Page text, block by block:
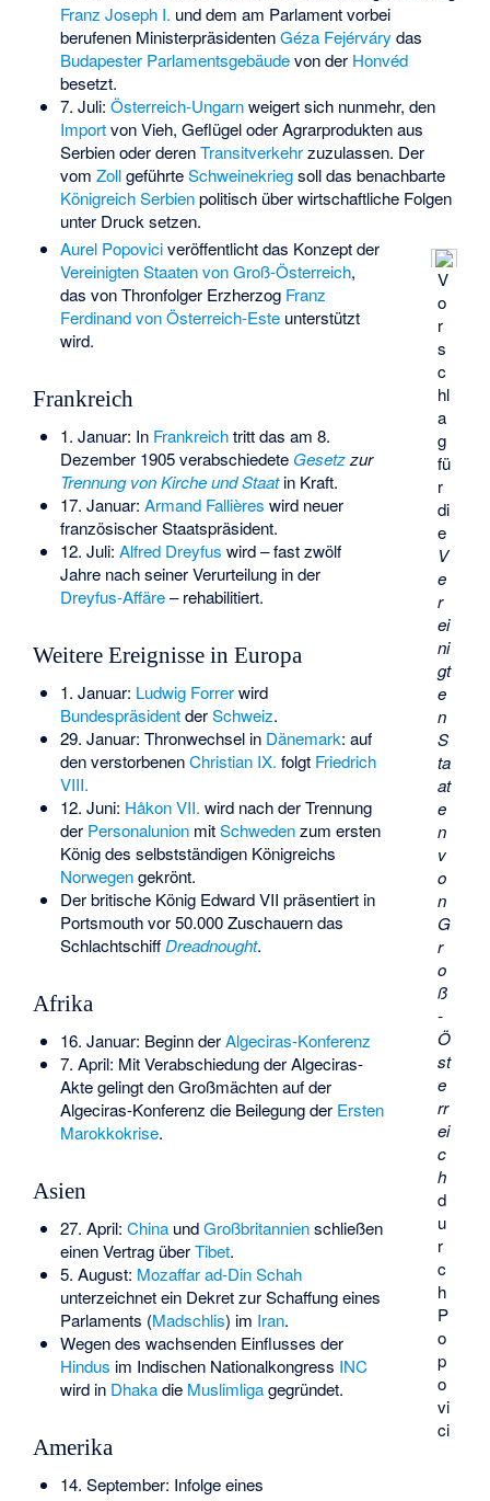
Franz Joseph I. und dem am Parlament vorbei
berufenen MinisterpräsidentenGéza Fejérváry das
Budapester Parlamentsgebäudevon der Honvéd
besetzt.
7. Juli: Österreich-Ungarnweigert sich nunmehr, den
Importvon Vieh, Geflügel oder Agrarprodukten aus
Serbien oder derenTransitverkehrzuzulassen. Der
vom ZollgeführteSchweinekriegsoll das benachbarte
Königreich Serbienpolitisch über wirtschaftliche Folgen
unter Druck setzen.
V
o
r
s
c
hl
a
g
fü
r
di
e
V
e
r
ei
ni
gt
e
n
S
ta
at
e
n
v
o
n
G
r
o
ß
-
Ö
st
e
rr
ei
c
h
d
u
r
c
h
P
o
p
o
vi
ci
Aurel Popoviciveröffentlicht das Konzept der
Vereinigten Staaten von Groß-Österreich,
das von Thronfolger Erzherzog Franz
Ferdinand von Österreich-Esteunterstützt
wird.
Frankreich
1. Januar: In Frankreichtritt das am 8.
Dezember 1905 verabschiedete Gesetzzur
Trennung von Kirche und Staatin Kraft.
17. Januar: Armand Fallières wird neuer
französischer Staatspräsident.
12. Juli: Alfred Dreyfus wird – fast zwölf
Jahre nach seiner Verurteilung in der
Dreyfus-Affäre– rehabilitiert.
Weitere Ereignisse in Europa
1. Januar: Ludwig Forrerwird
BundespräsidentderSchweiz.
29. Januar: Thronwechsel in Dänemark: auf
den verstorbenenChristian IX. folgt Friedrich
VIII.
12. Juni: Håkon VII. wird nach der Trennung
der PersonalunionmitSchwedenzum ersten
König des selbstständigen Königreichs
Norwegengekrönt.
Der britische König Edward VII präsentiert in
Portsmouth vor 50.000 Zuschauern das
SchlachtschiffDreadnought.
Afrika
16. Januar: Beginn derAlgeciras-Konferenz
7. April: Mit Verabschiedung der Algeciras-
Akte gelingt den Großmächten auf der
Algeciras-Konferenz die Beilegung der Ersten
Marokkokrise.
Asien
27. April: ChinaundGroßbritannienschließen
einen Vertrag überTibet.
5. August: Mozaffar ad-Din Schah
unterzeichnet ein Dekret zur Schaffung eines
Parlaments (Madschlis) im Iran.
Wegen des wachsenden Einflusses der
Hindus im Indischen Nationalkongress INC
wird in Dhakadie Muslimligagegründet.
Amerika
14. September: Infolge eines